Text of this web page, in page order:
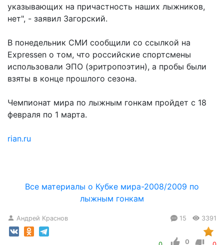
указывающих на причастность наших лыжников,
нет", - заявил Загорский.
В понедельник СМИ сообщили со ссылкой на
Expressen о том, что российские спортсмены
использовали ЭПО (эритропоэтин), а пробы были
взяты в конце прошлого сезона.
Чемпионат мира по лыжным гонкам пройдет с 18
февраля по 1 марта.
rian.ru
Все материалы о Кубке мира-2008/2009 по
лыжным гонкам
Андрей Краснов 15 3391
0